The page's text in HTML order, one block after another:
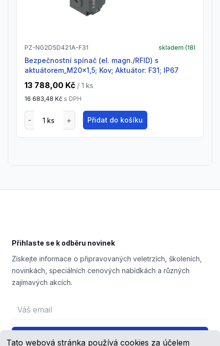
Tato webová stránka používá cookies za účelem
PZ-NG2D5D421A-F31 skladem (18)
Bezpečnostní spínač (el. magn./RFID) s
aktuátorem_M20x1,5; Kov; Aktuátor: F31; IP67
13 788,00 Kč / 1 ks
16 683,48 Kč s DPH
Přidat do košíku
Přihlaste se k odběru novinek
Získejte informace o připravovaných veletrzích, školeních,
novinkách, speciálních cenových nabídkách a různých
zajímavých akcích.
Email address
Přihlášení